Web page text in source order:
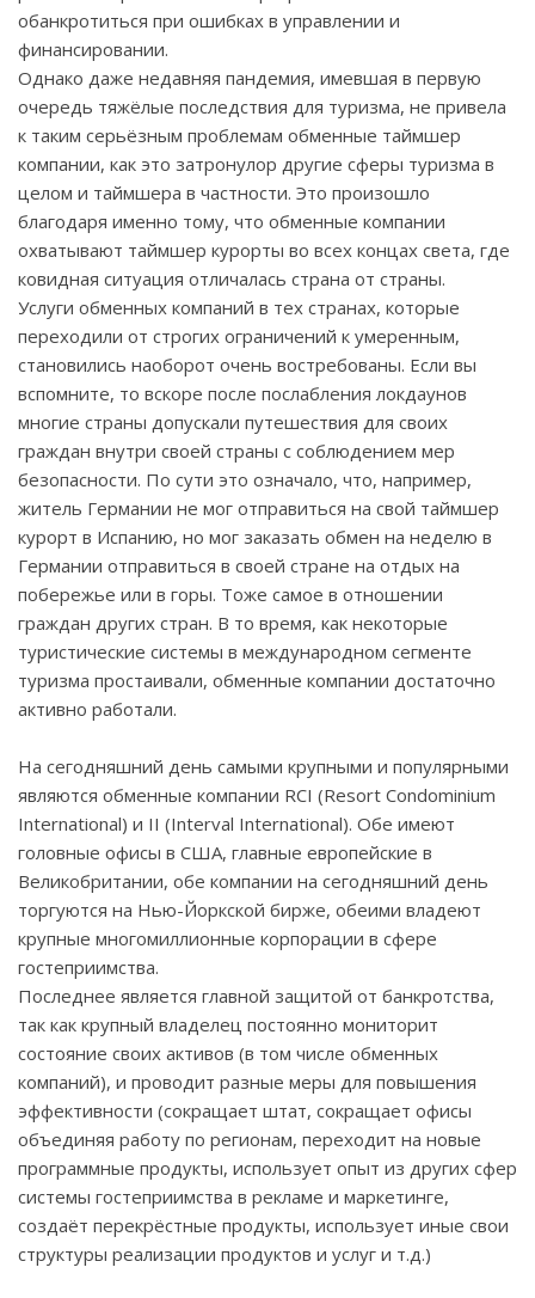
обанкротиться при ошибках в управлении и
финансировании.
Однако даже недавняя пандемия, имевшая в первую
очередь тяжёлые последствия для туризма, не привела
к таким серьёзным проблемам обменные таймшер
компании, как это затронулор другие сферы туризма в
целом и таймшера в частности. Это произошло
благодаря именно тому, что обменные компании
охватывают таймшер курорты во всех концах света, где
ковидная ситуация отличалась страна от страны.
Услуги обменных компаний в тех странах, которые
переходили от строгих ограничений к умеренным,
становились наоборот очень востребованы. Если вы
вспомните, то вскоре после послабления локдаунов
многие страны допускали путешествия для своих
граждан внутри своей страны с соблюдением мер
безопасности. По сути это означало, что, например,
житель Германии не мог отправиться на свой таймшер
курорт в Испанию, но мог заказать обмен на неделю в
Германии отправиться в своей стране на отдых на
побережье или в горы. Тоже самое в отношении
граждан других стран. В то время, как некоторые
туристические системы в международном сегменте
туризма простаивали, обменные компании достаточно
активно работали.
На сегодняшний день самыми крупными и популярными
являются обменные компании RCI (Resort Condominium
International) и II (Interval International). Обе имеют
головные офисы в США, главные европейские в
Великобритании, обе компании на сегодняшний день
торгуются на Нью-Йоркской бирже, обеими владеют
крупные многомиллионные корпорации в сфере
гостеприимства.
Последнее является главной защитой от банкротства,
так как крупный владелец постоянно мониторит
состояние своих активов (в том числе обменных
компаний), и проводит разные меры для повышения
эффективности (сокращает штат, сокращает офисы
объединяя работу по регионам, переходит на новые
программные продукты, использует опыт из других сфер
системы гостеприимства в рекламе и маркетинге,
создаёт перекрёстные продукты, использует иные свои
структуры реализации продуктов и услуг и т.д.)